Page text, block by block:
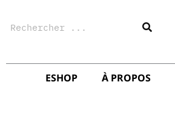
ESHOP À PROPOS